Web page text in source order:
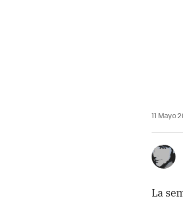
11 Mayo
La